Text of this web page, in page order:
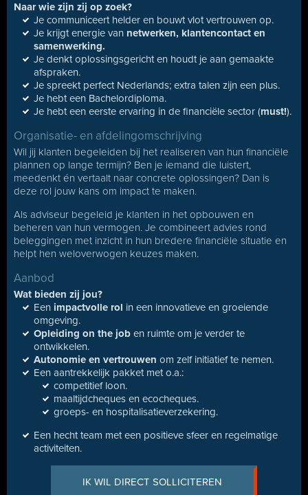
Naar wie zijn zij op zoek?
Je communiceert helder en bouwt vlot vertrouwen op.
Je krijgt energie van netwerken, klantencontact en
samenwerking.
Je denkt oplossingsgericht en houdt je aan gemaakte
afspraken.
Je spreekt perfect Nederlands; extra talen zijn een plus.
Je hebt een Bachelordiploma.
Je hebt een eerste ervaring in de financiële sector (must!).
Organisatie- en afdelingomschrijving
Wil jij klanten begeleiden bij het realiseren van hun financiële
plannen op lange termijn? Ben je iemand die luistert,
meedenkt én vertaalt naar concrete oplossingen? Dan is
deze rol jouw kans om impact te maken.
Als adviseur begeleid je klanten in het opbouwen en
beheren van hun vermogen. Je combineert advies rond
beleggingen met inzicht in hun bredere financiële situatie en
helpt hen weloverwogen keuzes maken.
Aanbod
Wat bieden zij jou?
Een impactvolle rol in een innovatieve en groeiende
omgeving.
Opleiding on the job en ruimte om je verder te
ontwikkelen.
Autonomie en vertrouwen om zelf initiatief te nemen.
Een aantrekkelijk pakket met o.a.:
competitief loon.
maaltijdcheques en ecocheques.
groeps- en hospitalisatieverzekering.
Een hecht team met een positieve sfeer en regelmatige
activiteiten.
IK WIL DIRECT SOLLICITEREN